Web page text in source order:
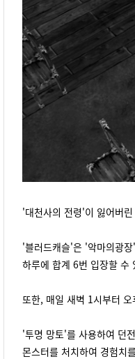
'대천사의 전령'이 잃어버
'블러드캐슬'은 '악마의광
하루에 합계 6번 입장할 수
또한, 매일 새벽 1시부터
'투명 망토'를 사용하여 던
몬스터를 처치하여 경험치